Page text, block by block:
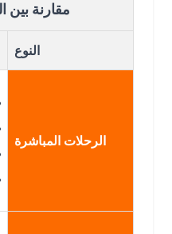
مقارنة بين
الرحلات المباشرة